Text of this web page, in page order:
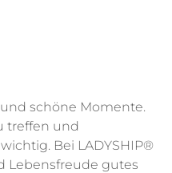
schöne Momente.
treffen und
Bei LADYSHIP®
Lebensfreude gutes